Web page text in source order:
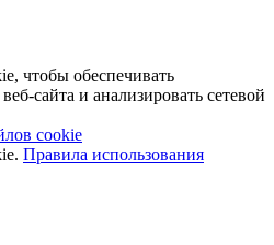
чтобы обеспечивать
сайта и анализировать сетевой
cookie
Правила использования